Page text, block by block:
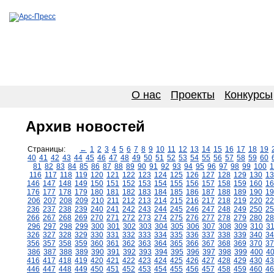
О нас Проекты Конкурсы
Архив новостей
Страницы: ← 1 2 3 4 5 6 7 8 9 10 11 12 13 14 15 16 17 18 19
40 41 42 43 44 45 46 47 48 49 50 51 52 53 54 55 56 57 58 59 60
81 82 83 84 85 86 87 88 89 90 91 92 93 94 95 96 97 98 99 100
116 117 118 119 120 121 122 123 124 125 126 127 128 129 130
146 147 148 149 150 151 152 153 154 155 156 157 158 159 160
176 177 178 179 180 181 182 183 184 185 186 187 188 189 190
206 207 208 209 210 211 212 213 214 215 216 217 218 219 220
236 237 238 239 240 241 242 243 244 245 246 247 248 249 250
266 267 268 269 270 271 272 273 274 275 276 277 278 279 280
296 297 298 299 300 301 302 303 304 305 306 307 308 309 310
326 327 328 329 330 331 332 333 334 335 336 337 338 339 340
356 357 358 359 360 361 362 363 364 365 366 367 368 369 370
386 387 388 389 390 391 392 393 394 395 396 397 398 399 400
416 417 418 419 420 421 422 423 424 425 426 427 428 429 430
446 447 448 449 450 451 452 453 454 455 456 457 458 459 460